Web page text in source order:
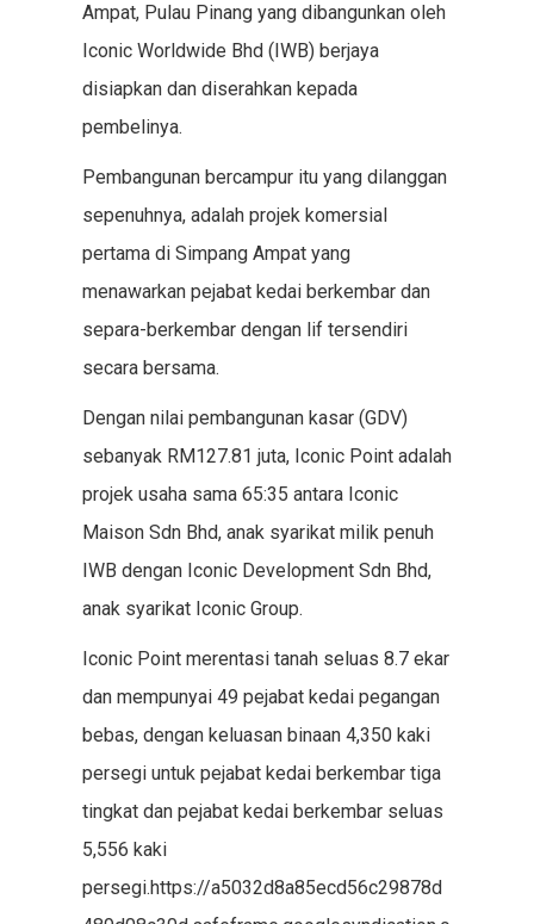
Ampat, Pulau Pinang yang dibangunkan oleh
Iconic Worldwide Bhd (IWB) berjaya
disiapkan dan diserahkan kepada
pembelinya.
Pembangunan bercampur itu yang dilanggan
sepenuhnya, adalah projek komersial
pertama di Simpang Ampat yang
menawarkan pejabat kedai berkembar dan
separa-berkembar dengan lif tersendiri
secara bersama.
Dengan nilai pembangunan kasar (GDV)
sebanyak RM127.81 juta, Iconic Point adalah
projek usaha sama 65:35 antara Iconic
Maison Sdn Bhd, anak syarikat milik penuh
IWB dengan Iconic Development Sdn Bhd,
anak syarikat Iconic Group.
Iconic Point merentasi tanah seluas 8.7 ekar
dan mempunyai 49 pejabat kedai pegangan
bebas, dengan keluasan binaan 4,350 kaki
persegi untuk pejabat kedai berkembar tiga
tingkat dan pejabat kedai berkembar seluas
5,556 kaki
persegi.https://a5032d8a85ecd56c29878d